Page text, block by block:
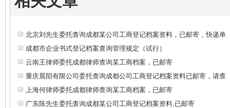
北京刘先生委托查询成都某公司工商登记档案资料，已邮寄，快递单
成都市企业书式登记档案查询管理规定（试行）
云南王律师委托成都律师查询某工商档案，已邮寄
重庆晨阳有限公司委托查询成都公司工商登记档案资料已邮寄，请查
上海何律师委托成都律师查询某工商档案，已邮寄
广东陈先生委托查询成都某公司工商登记档案资料,已邮寄